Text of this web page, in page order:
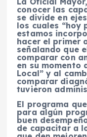
conocer las
se divide en
los cuales “hoy
estamos
hacer el primer
señalando que
comparar con
en su momento
Local” y al
comparar
tuvieron
El programa
para algún
buen
de capacitar a